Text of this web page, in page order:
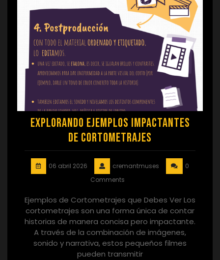
Explorando Ejemplos Impactantes
de Cortometrajes
06 abril 2026 cremantmuses
0
Comments
Ejemplos de Cortometrajes que Debes Ver Los
cortometrajes son una forma única de contar
historias de manera concisa pero impactante.
A través de la combinación de imágenes,
sonido y narrativa, estos pequeños filmes
pueden transmitir